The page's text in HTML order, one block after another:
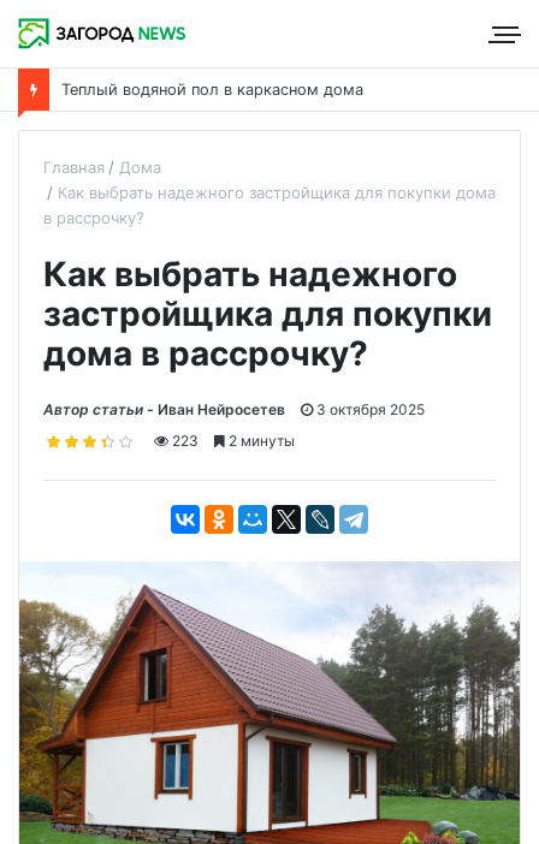
Теплый водяной пол в каркасном дома
Главная
Дома
Как выбрать надежного застройщика для покупки дома
в рассрочку?
Как выбрать надежного
застройщика для покупки
дома в рассрочку?
Автор статьи - Иван Нейросетев
3 октября 2025
223
2 минуты